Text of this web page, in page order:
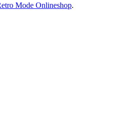
Mode Onlineshop.